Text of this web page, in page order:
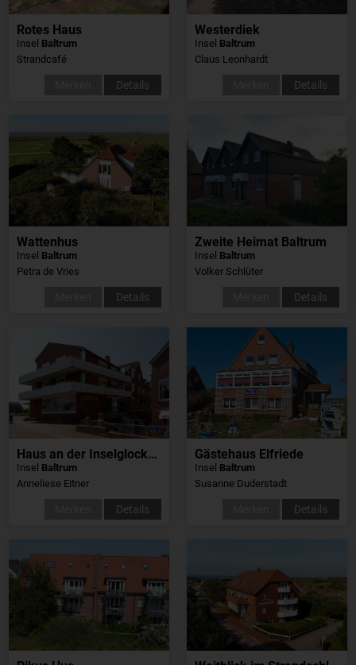
Rotes Haus
Insel Baltrum
Strandcafé
Details
Westerdiek
Insel Baltrum
Claus Leonhardt
Details
Wattenhus
Insel Baltrum
Petra de Vries
Details
Zweite Heimat Baltrum
Insel Baltrum
Volker Schlüter
Details
Haus an der Inselglocke, Whg22
Insel Baltrum
Anneliese Eitner
Details
Gästehaus Elfriede
Insel Baltrum
Susanne Duderstadt
Details